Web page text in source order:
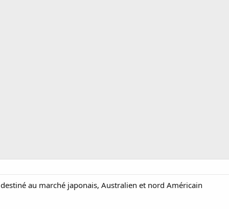
au marché japonais, Australien et nord Américain